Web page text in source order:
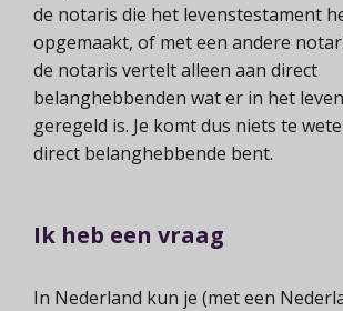
de notaris die het levenstestament
opgemaakt, of met een andere
de notaris vertelt alleen aan direct
belanghebbenden wat er in het
geregeld is. Je komt dus niets te
direct belanghebbende bent.
Ik heb een vraag
In Nederland kun je (met een